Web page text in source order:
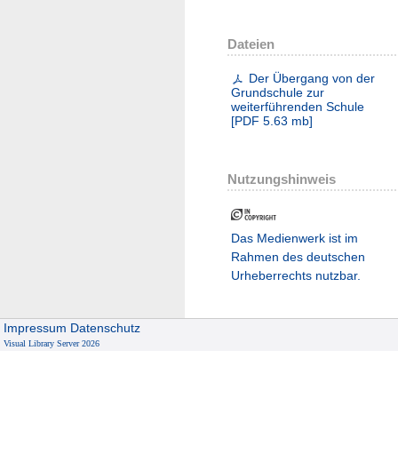
Dateien
Der Übergang von der
Grundschule zur
weiterführenden Schule
[PDF 5.63 mb]
Nutzungshinweis
Das Medienwerk ist im
Rahmen des deutschen
Urheberrechts nutzbar.
Impressum Datenschutz
Visual Library Server 2026